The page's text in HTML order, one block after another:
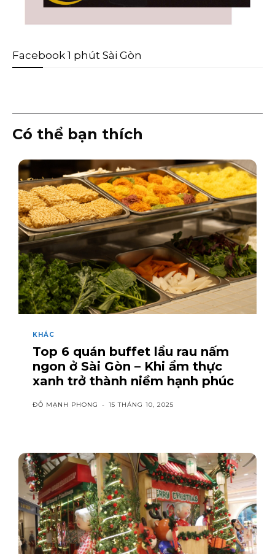
Facebook 1 phút Sài Gòn
Có thể bạn thích
KHÁC
Top 6 quán buffet lẩu rau nấm
ngon ở Sài Gòn – Khi ẩm thực
xanh trở thành niềm hạnh phúc
ĐỖ MẠNH PHONG - 15 THÁNG 10, 2025